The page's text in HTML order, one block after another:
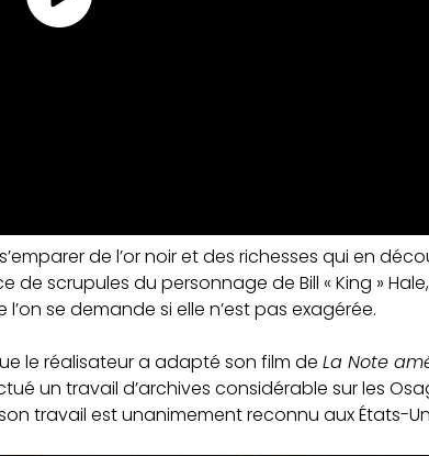
de l’or noir et des richesses qui en
scrupules du personnage de Bill « King »
se demande si elle n’est pas exagérée.
le réalisateur a adapté son film de La Note
un travail d’archives considérable sur les
travail est unanimement reconnu aux États-